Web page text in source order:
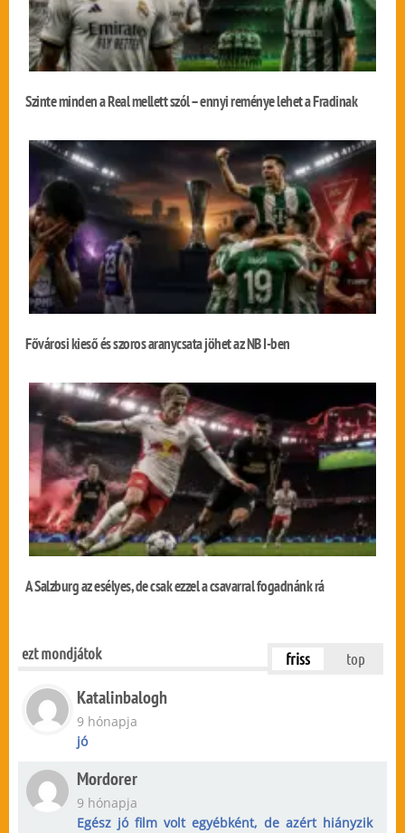
Szinte minden a Real mellett szól – ennyi reménye lehet a Fradinak
Fővárosi kieső és szoros aranycsata jöhet az NB I-ben
A Salzburg az esélyes, de csak ezzel a csavarral fogadnánk rá
ezt mondjátok friss top
Katalinbalogh
9 hónapja
jó
Mordorer
9 hónapja
Egész jó film volt egyébként, de azért hiányzik